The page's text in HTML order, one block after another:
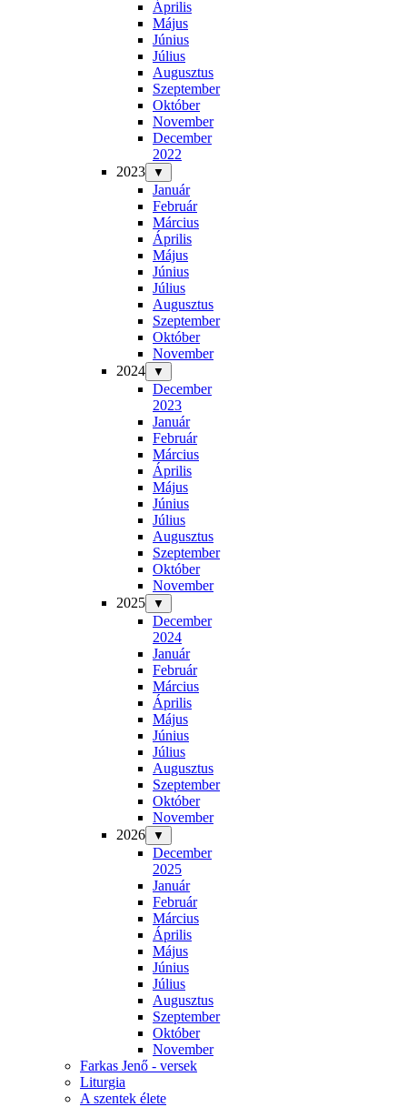
Április
Május
Június
Július
Augusztus
Szeptember
Október
November
December
2022
2023
▼
Január
Február
Március
Április
Május
Június
Július
Augusztus
Szeptember
Október
November
2024
▼
December
2023
Január
Február
Március
Április
Május
Június
Július
Augusztus
Szeptember
Október
November
2025
▼
December
2024
Január
Február
Március
Április
Május
Június
Július
Augusztus
Szeptember
Október
November
2026
▼
December
2025
Január
Február
Március
Április
Május
Június
Július
Augusztus
Szeptember
Október
November
Farkas Jenő - versek
Liturgia
A szentek élete